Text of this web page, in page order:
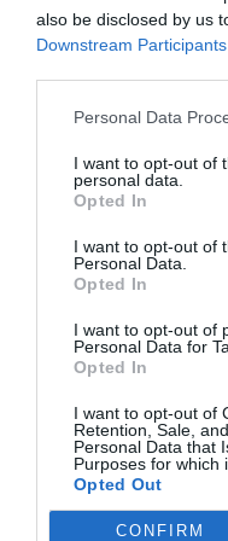
also be disclosed by us
Downstream Participants
Personal Data
I want to opt-out of
personal data.
Opted In
I want to opt-out of
Personal Data.
Opted In
I want to opt-out of
Personal Data for
Opted In
I want to opt-out of
Retention, Sale,
Personal Data that
Purposes for which
Opted Out
CONFIRM
un
Eulogio
Argumentos
Eclipse
protectoras. Así,
tendrás que